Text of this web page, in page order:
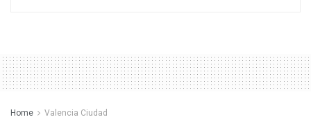
Home Valencia Ciudad